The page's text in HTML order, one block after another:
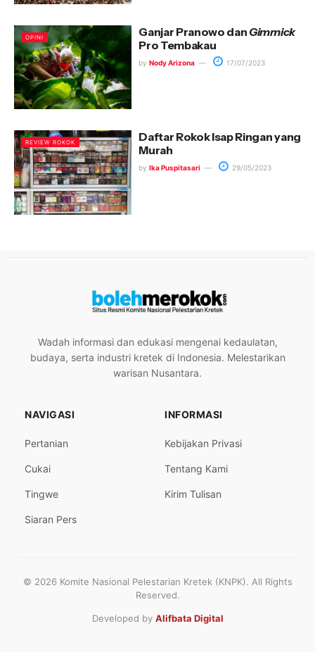
OPINI Ganjar Pranowo dan Gimmick
Pro Tembakau
by Nody Arizona 17/07/2023
REVIEW ROKOK
Daftar Rokok Isap Ringan yang
Murah
by Ika Puspitasari 29/05/2023
Wadah informasi dan edukasi mengenai kedaulatan,
budaya, serta industri kretek di Indonesia. Melestarikan
warisan Nusantara.
NAVIGASI
Pertanian
Cukai
Tingwe
Siaran Pers
INFORMASI
Kebijakan Privasi
Tentang Kami
Kirim Tulisan
© 2026 Komite Nasional Pelestarian Kretek (KNPK). All Rights
Reserved.
Developed by Alifbata Digital